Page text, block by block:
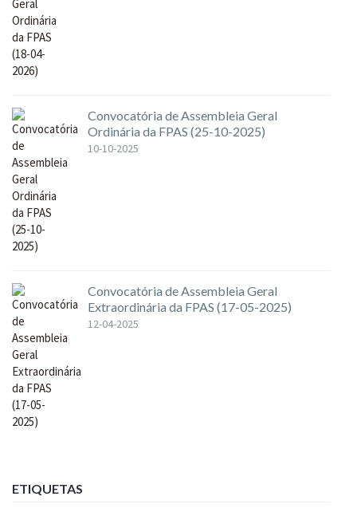
Convocatória de Assembleia Geral
Ordinária da FPAS (25-10-2025)
10-10-2025
Convocatória de Assembleia Geral
Extraordinária da FPAS (17-05-2025)
12-04-2025
ETIQUETAS